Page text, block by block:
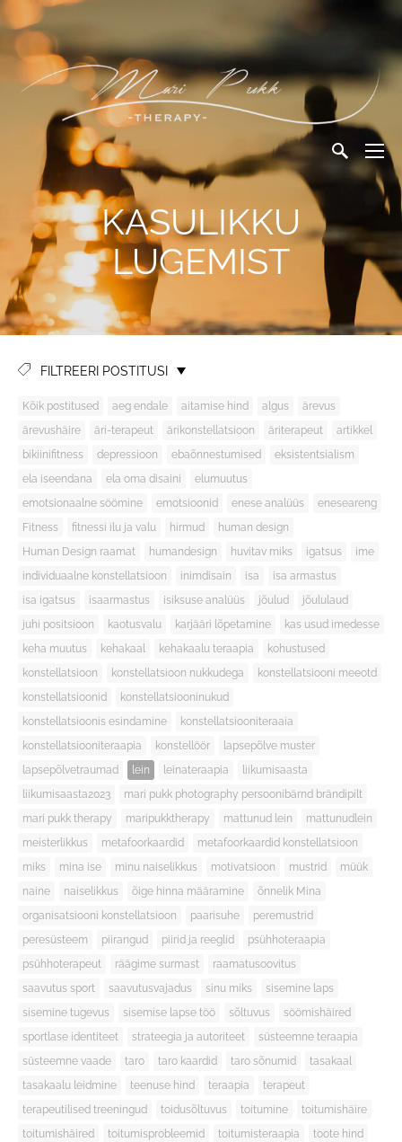
KASULIKKU
LUGEMIST
FILTREERI POSTITUSI
Kõik postitused aeg endale aitamise hind algus
ärevus
ärevushäire
äri-terapeut ärikonstellatsioon äriterapeut
artikkel
bikiinifitness
depressioon ebaõnnestumised
eksistentsialism
ela iseendana
ela oma disaini
elumuutus
emotsionaalne söömine
emotsioonid enese analüüs
eneseareng
Fitness
fitnessi ilu ja valu hirmud
human design
Human Design raamat
humandesign huvitav miks igatsus
ime
individuaalne konstellatsioon
inimdisain isa
isa armastus
isa igatsus
isaarmastus isiksuse analüüs jõulud
jõululaud
juhi positsioon
kaotusvalu karjääri lõpetamine
kas usud imedesse
keha muutus
kehakaal kehakaalu teraapia
kohustused
konstellatsioon
konstellatsioon nukkudega
konstellatsiooni meeotd
konstellatsioonid
konstellatsiooninukud
konstellatsioonis esindamine
konstellatsiooniteraaia
konstellatsiooniteraapia
konstellöör
lapsepõlve muster
lapsepõlvetraumad
lein leinateraapia
liikumisaasta
liikumisaasta2023
mari pukk photography persoonibärnd brändipilt
mari pukk therapy
maripukktherapy mattunud lein
mattunudlein
meisterlikkus
metafoorkaardid
metafoorkaardid konstellatsioon
miks
mina ise minu naiselikkus motivatsioon mustrid
müük
naine
naiselikkus õige hinna määramine
õnnelik Mina
organisatsiooni konstellatsioon
paarisuhe
peremustrid
peresüsteem
piirangud piirid ja reeglid
psühhoteraapia
psühhoterapeut
räägime surmast
raamatusoovitus
saavutus sport
saavutusvajadus sinu miks
sisemine laps
sisemine tugevus
sisemise lapse töö sõltuvus
söömishäired
sportlase identiteet
strateegia ja autoriteet
süsteemne teraapia
süsteemne vaade
taro taro kaardid taro sõnumid
tasakaal
tasakaalu leidmine
teenuse hind teraapia
terapeut
terapeutilised treeningud
toidusõltuvus toitumine
toitumishäire
toitumishäired
toitumisprobleemid toitumisteraapia
toote hind